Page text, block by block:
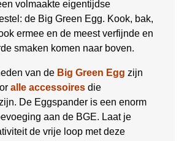
volmaakte eigentijdse
de Big Green Egg. Kook, bak,
ermee en de meest verfijnde en
smaken komen naar boven.
van de Big Green Egg zijn
alle accessoires die
De Eggspander is een enorm
aan de BGE. Laat je
de vrije loop met deze